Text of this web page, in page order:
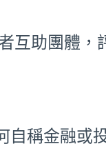
互助團體，
自稱金融或